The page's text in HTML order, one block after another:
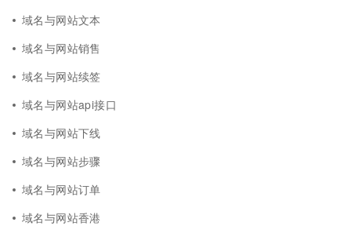
域名与网站文本
域名与网站销售
域名与网站续签
域名与网站api接口
域名与网站下线
域名与网站步骤
域名与网站订单
域名与网站香港